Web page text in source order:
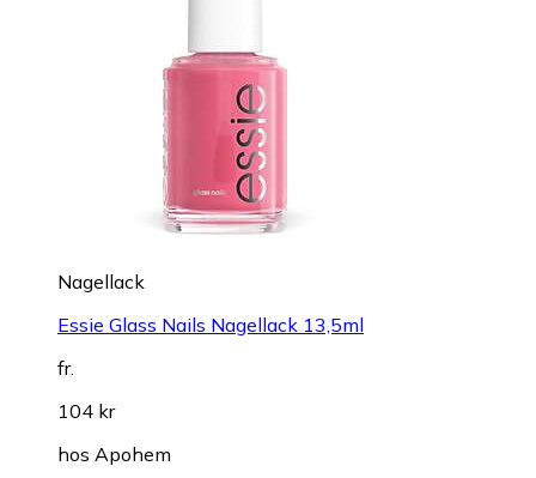
Nagellack
Essie Glass Nails Nagellack 13,5ml
fr.
104 kr
hos Apohem